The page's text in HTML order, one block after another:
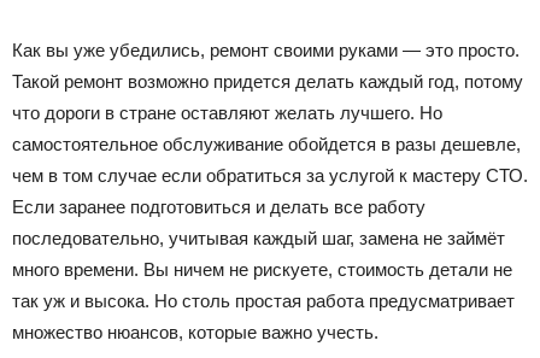
Как вы уже убедились, ремонт своими руками — это просто.
Такой ремонт возможно придется делать каждый год, потому
что дороги в стране оставляют желать лучшего. Но
самостоятельное обслуживание обойдется в разы дешевле,
чем в том случае если обратиться за услугой к мастеру СТО.
Если заранее подготовиться и делать все работу
последовательно, учитывая каждый шаг, замена не займёт
много времени. Вы ничем не рискуете, стоимость детали не
так уж и высока. Но столь простая работа предусматривает
множество нюансов, которые важно учесть.